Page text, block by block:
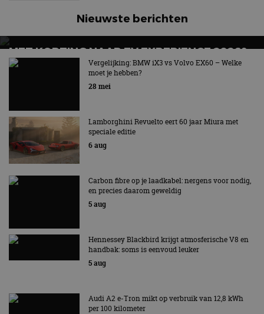
Nieuwste berichten
MET KORTING NAAR EV EXPERIENCE 2026?
AUTORAI REGELT HET!
EV Experience 2026 van 24 tot 26 september
Vergelijking: BMW iX3 vs Volvo EX60 – Welke
moet je hebben?
28 mei
Lamborghini Revuelto eert 60 jaar Miura met
speciale editie
6 aug
Carbon fibre op je laadkabel: nergens voor nodig,
en precies daarom geweldig
5 aug
Hennessey Blackbird krijgt atmosferische V8 en
handbak: soms is eenvoud leuker
5 aug
Audi A2 e-Tron mikt op verbruik van 12,8 kWh
per 100 kilometer